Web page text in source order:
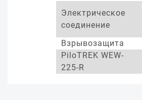
Электрическое
соединение
Взрывозащита
PiloTREK WEW-
225-R